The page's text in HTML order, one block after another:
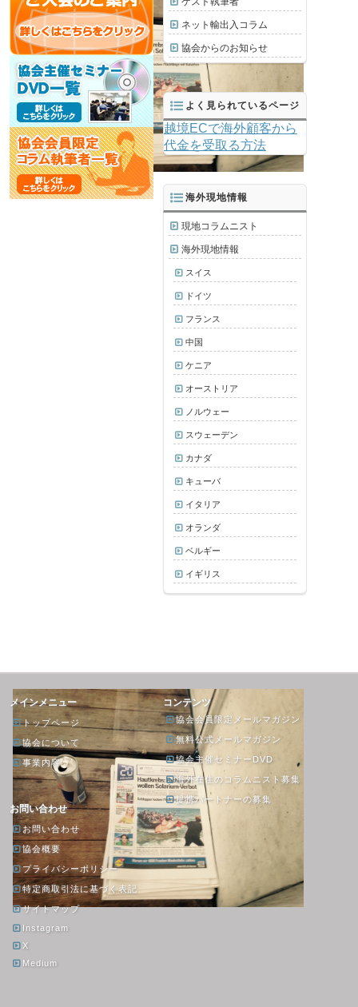
ネット輸出入コラム
協会からのお知らせ
よく見られているページ
越境ECで海外顧客から
代金を受取る方法
海外現地情報
現地コラムニスト
海外現地情報
スイス
ドイツ
フランス
中国
ケニア
オーストリア
ノルウェー
スウェーデン
カナダ
キューバ
イタリア
オランダ
ベルギー
イギリス
メインメニュー
トップページ
協会について
事業内容
コンテンツ
協会会員限定メールマガジン
無料公式メールマガジン
協会主催セミナーDVD
海外在住のコラムニスト募集
提携パートナーの募集
お問い合わせ
お問い合わせ
協会概要
プライバシーポリシー
特定商取引法に基づく表記
サイトマップ
Instagram
X
Medium